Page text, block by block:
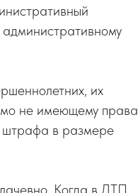
административному
их
не имеющему права
штрафа в размере
Когда в ДТП